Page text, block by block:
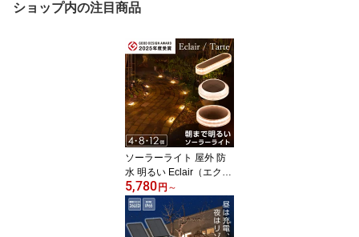
ショップ内の注目商品
ソーラーライト 屋外 防
水 明るい Eclair（エクレ
ア）Tarte（タルト）【1
年保証】〔 ガーデンライ
ト 長時間 庭 埋め込み diy
ソーラー 防犯 自動 LED
5,780 円 ～